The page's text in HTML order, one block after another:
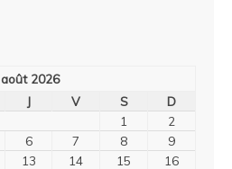
août 2026
J V S
D
1
2
6 7 8
9
13 14 15 16